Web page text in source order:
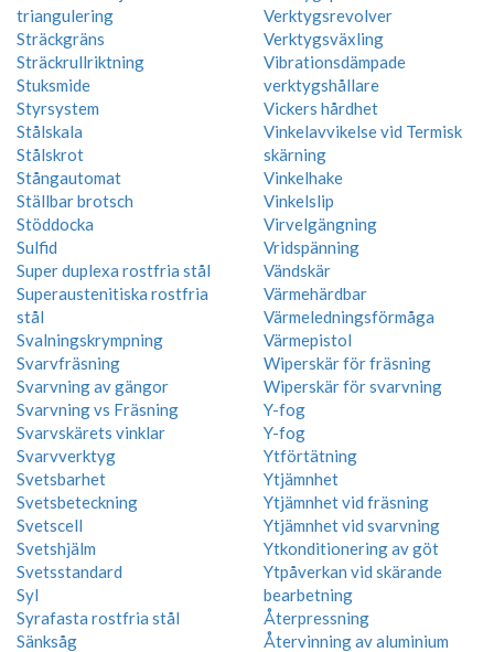
triangulering
Sträckgräns
Sträckrullriktning
Stuksmide
Styrsystem
Stålskala
Stålskrot
Stångautomat
Ställbar brotsch
Stöddocka
Sulfid
Super duplexa rostfria stål
Superaustenitiska rostfria
stål
Svalningskrympning
Svarvfräsning
Svarvning av gängor
Svarvning vs Fräsning
Svarvskärets vinklar
Svarvverktyg
Svetsbarhet
Svetsbeteckning
Svetscell
Svetshjälm
Svetsstandard
Syl
Syrafasta rostfria stål
Sänksåg
Verktygsrevolver
Verktygsväxling
Vibrationsdämpade
verktygshållare
Vickers hårdhet
Vinkelavvikelse vid Termisk
skärning
Vinkelhake
Vinkelslip
Virvelgängning
Vridspänning
Vändskär
Värmehärdbar
Värmeledningsförmåga
Värmepistol
Wiperskär för fräsning
Wiperskär för svarvning
Y-fog
Y-fog
Ytförtätning
Ytjämnhet
Ytjämnhet vid fräsning
Ytjämnhet vid svarvning
Ytkonditionering av göt
Ytpåverkan vid skärande
bearbetning
Återpressning
Återvinning av aluminium